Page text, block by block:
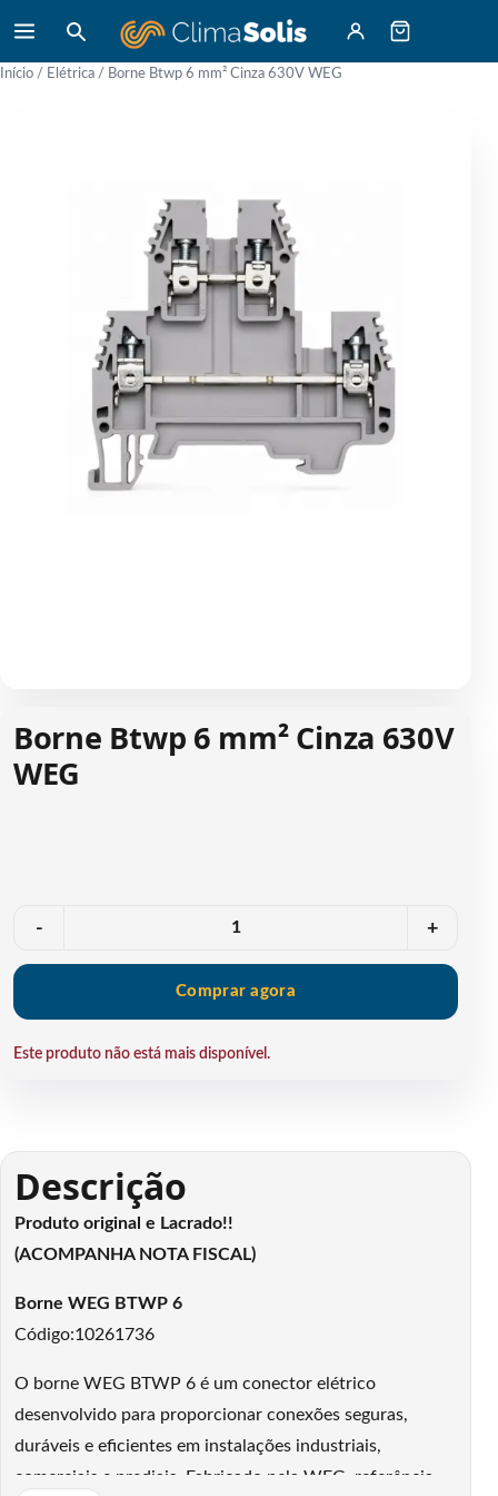
Início / Elétrica / Borne Btwp 6 mm² Cinza 630V WEG
Borne Btwp 6 mm² Cinza 630V
WEG
- +
Comprar agora
Este produto não está mais disponível.
Descrição
Produto original e Lacrado!!
(ACOMPANHA NOTA FISCAL)
Borne WEG BTWP 6
Código:10261736
O borne WEG BTWP 6 é um conector elétrico
desenvolvido para proporcionar conexões seguras,
duráveis e eficientes em instalações industriais,
comerciais e prediais. Fabricado pela WEG, referência